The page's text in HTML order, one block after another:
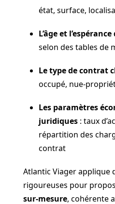
état, surface,
L’âge et
selon des tables de
Le type de contrat
occupé, nue-
Les paramètres
juridiques : taux
répartition des
contrat
Atlantic Viager applique
rigoureuses pour
sur-mesure, cohérente